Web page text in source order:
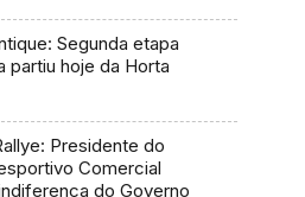
Segunda etapa
partiu hoje da Horta
Presidente do
Comercial
do Governo